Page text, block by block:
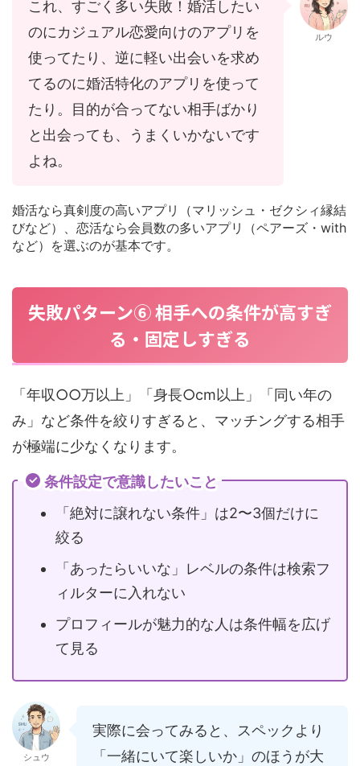
これ、すごく多い失敗！婚活したい
のにカジュアル恋愛向けのアプリを
使ってたり、逆に軽い出会いを求め
てるのに婚活特化のアプリを使って
たり。目的が合ってない相手ばかり
と出会っても、うまくいかないです
よね。
ルウ
婚活なら真剣度の高いアプリ（マリッシュ・ゼクシィ縁結
びなど）、恋活なら会員数の多いアプリ（ペアーズ・with
など）を選ぶのが基本です。
失敗パターン⑥ 相手への条件が高すぎ
る・固定しすぎる
「年収○○万以上」「身長○cm以上」「同い年の
み」など条件を絞りすぎると、マッチングする相手
が極端に少なくなります。
条件設定で意識したいこと
「絶対に譲れない条件」は2〜3個だけに
絞る
「あったらいいな」レベルの条件は検索フ
ィルターに入れない
プロフィールが魅力的な人は条件幅を広げ
て見る
シュウ
実際に会ってみると、スペックより
「一緒にいて楽しいか」のほうが大